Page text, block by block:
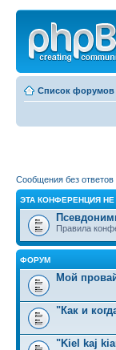
Список форумов
Сообщения без ответов
ЭТА КОНФЕРЕНЦИЯ
Правила
ФОРУМ
Мой
"Как и
"Kiel kaj